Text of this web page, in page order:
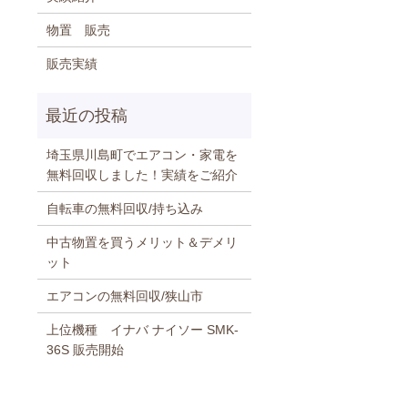
物置 販売
販売実績
埼玉県川島町でエアコン・家電を
無料回収しました！実績をご紹介
自転車の無料回収/持ち込み
中古物置を買うメリット＆デメリ
ット
エアコンの無料回収/狭山市
上位機種 イナバ ナイソー SMK-
36S 販売開始